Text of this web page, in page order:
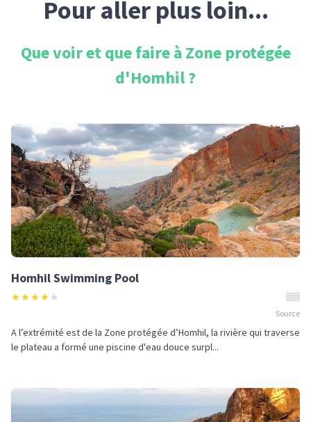
Pour aller plus loin...
Que voir et que faire à Zone protégée
d'Homhil?
Homhil Swimming Pool
★★★★ ★
Source
A l’extrémité est de la Zone protégée d’Homhil, la rivière qui traverse
le plateau a formé une piscine d'eau douce surpl...